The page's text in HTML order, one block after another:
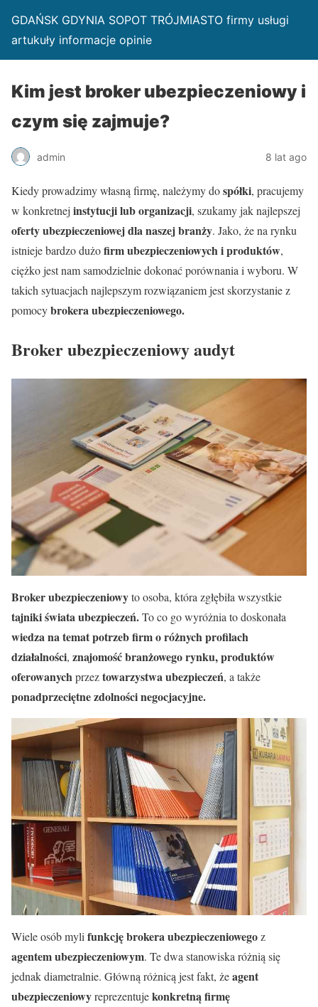
GDAŃSK GDYNIA SOPOT TRÓJMIASTO firmy usługi
artukuły informacje opinie
Kim jest broker ubezpieczeniowy i
czym się zajmuje?
admin 8 lat ago
Kiedy prowadzimy własną firmę, należymy dospółki, pracujemy
w konkretnej instytucji lub organizacji, szukamy jak najlepszej
oferty ubezpieczeniowej dla naszej branży. Jako, że na rynku
istnieje bardzo dużofirm ubezpieczeniowych i produktów,
ciężko jest nam samodzielnie dokonać porównania i wyboru. W
takich sytuacjach najlepszym rozwiązaniem jest skorzystanie z
pomocybrokera ubezpieczeniowego.
Broker ubezpieczeniowy audyt
Broker ubezpieczeniowyto osoba, która zgłębiła wszystkie
tajniki świata ubezpieczeń.To co go wyróżnia to doskonała
wiedza na temat potrzeb firm o różnych profilach
działalności, znajomość branżowego rynku, produktów
oferowanychprzeztowarzystwa ubezpieczeń, a także
ponadprzeciętne zdolności negocjacyjne.
Wiele osób mylifunkcję brokera ubezpieczeniowegoz
agentem ubezpieczeniowym. Te dwa stanowiska różnią się
jednak diametralnie. Główną różnicą jest fakt, żeagent
ubezpieczeniowyreprezentujekonkretną firmę